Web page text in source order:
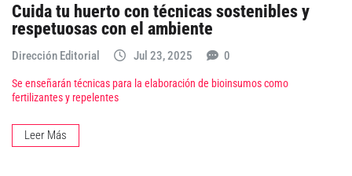
Cuida tu huerto con técnicas sostenibles y
respetuosas con el ambiente
Dirección Editorial Jul 23, 2025 0
Se enseñarán técnicas para la elaboración de bioinsumos como
fertilizantes y repelentes
Leer Más